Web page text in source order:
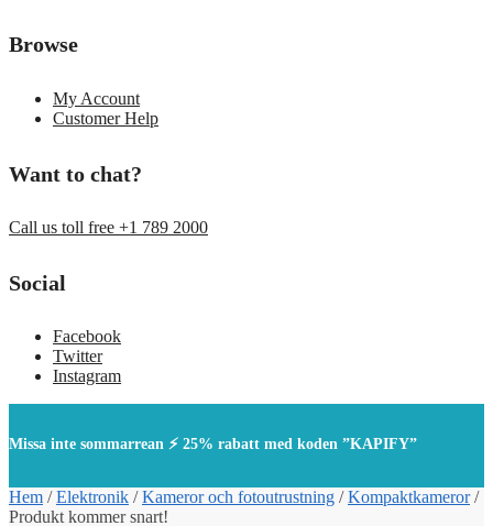
Browse
My Account
Customer Help
Want to chat?
Call us toll free +1 789 2000
Social
Facebook
Twitter
Instagram
Missa inte sommarrean ⚡ 25% rabatt med koden ”KAPIFY”
Hem /Elektronik /Kameror och fotoutrustning /Kompaktkameror/
Produkt kommer snart!